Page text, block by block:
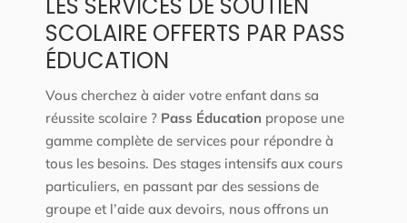
SCOLAIRE OFFERTS PAR PASS
ÉDUCATION
Vous cherchez à aider votre enfant dans sa
réussite scolaire ? Pass Éducation propose une
gamme complète de services pour répondre à
tous les besoins. Des stages intensifs aux cours
particuliers, en passant par des sessions de
groupe et l’aide aux devoirs, nous offrons un